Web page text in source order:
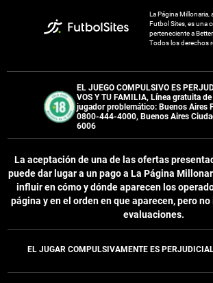
La Página Millonaria,
Futbol Sites, es una
perteneciente a
Todos los derechos
EL JUEGO COMPULSIVO ES
VOS Y TU FAMILIA, Línea gratuita
jugador problemático: Buenos Aires
0800-444-4000, Buenos Aires
6006
La aceptación de una de las ofertas
puede dar lugar a un pago a La Página
influir en cómo y dónde aparecen los
página y en el orden en que aparecen, pero
evaluaciones.
EL JUGAR COMPULSIVAMENTE ES